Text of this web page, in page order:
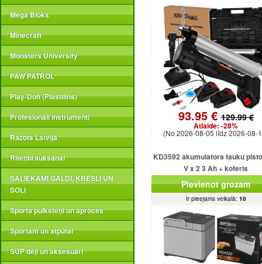
Mega Bloks
Minecraft
Monsters University
PAW PATROL
Play-Doh (Plastilīns)
Profesionāli instrumenti
Ražots Latvijā
Riteņbraukšanai
SALIEKAMI GALDI, KRĒSLI UN
SOLI
Sporta pulksteņi un aproces
Sportam un atpūtai
SUP dēļi un aksesuāri
93.95 €129.99 €
Atlaide: -28%
(No 2026-08-05 līdz 2026-08-
KD3592 akumulatora tauku
V x 2 3 Ah + koferis
Pievienot grozam
Ir pieejams veikalā: 10